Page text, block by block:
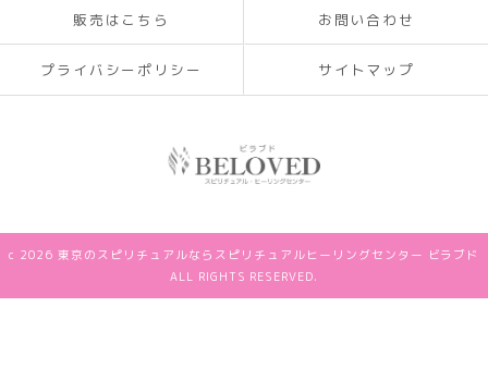
販売はこちら お問い合わせ
プライバシーポリシー サイトマップ
c 2026 東京のスピリチュアルならスピリチュアルヒーリングセンター ビラブド
ALL RIGHTS RESERVED.